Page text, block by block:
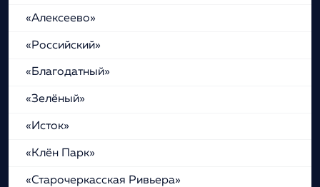
«Алексеево»
«Российский»
«Благодатный»
«Зелёный»
«Исток»
«Клён Парк»
«Старочеркасская Ривьера»